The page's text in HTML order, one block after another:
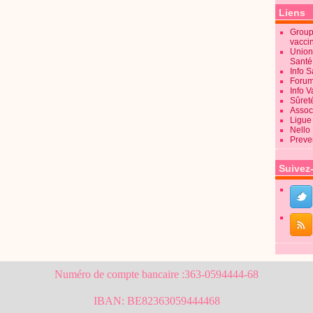
Liens
Info
Info
Nello
Numéro de compte bancaire :363-0594444-68
IBAN: BE82363059444468